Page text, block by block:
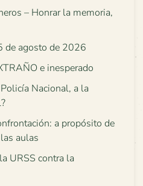
– Honrar la memoria,
de agosto de 2026
e inesperado
Nacional, a la
a propósito de
aulas
URSS contra la